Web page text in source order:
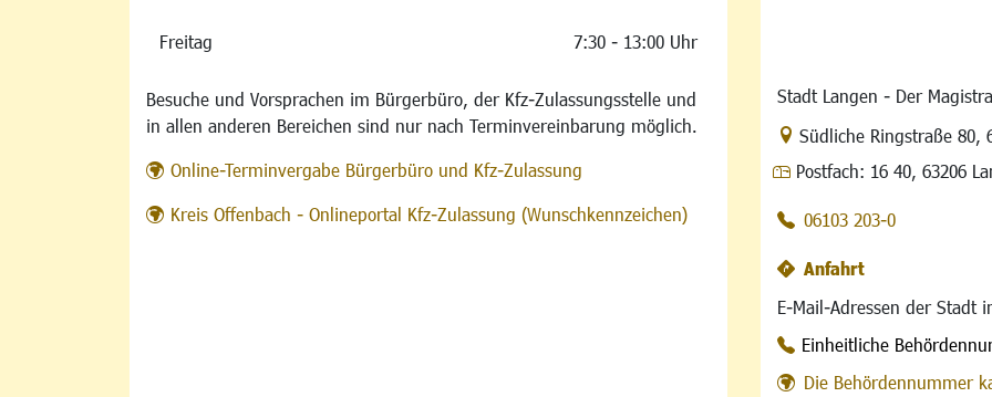
Freitag 7:30 - 13:00 Uhr
Besuche und Vorsprachen im Bürgerbüro, der Kfz-Zulassungsstelle und
in allen anderen Bereichen sind nur nach Terminvereinbarung möglich.
Online-Terminvergabe Bürgerbüro und Kfz-Zulassung
Kreis Offenbach - Onlineportal Kfz-Zulassung (Wunschkennzeichen)
Stadt Langen - Der
Link zur Google-Maps
Südliche Ringstraße 80,
Postfach: 16 40, 63206
06103 203-0
Anfahrt
E-Mail-Adressen der Stadt
Einheitliche
Die Behördennummer